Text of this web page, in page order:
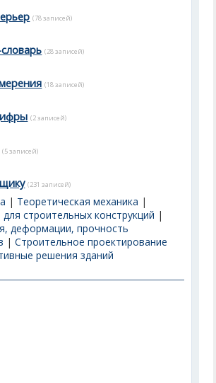
(78 записей)
(28 записей)
(18 записей)
(2 записей)
(5 записей)
(231 записей)
| Теоретическая механика |
строительных конструкций |
деформации, прочность
|Строительное проектирование
решения зданий